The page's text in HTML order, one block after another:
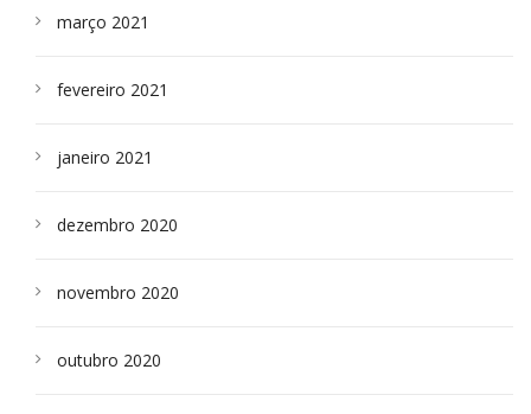
março 2021
fevereiro 2021
janeiro 2021
dezembro 2020
novembro 2020
outubro 2020